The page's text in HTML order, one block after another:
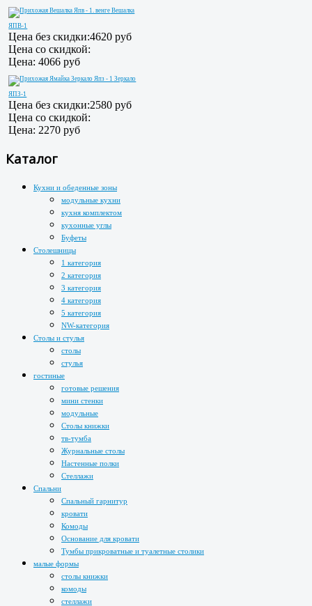
Вешалка
ЯПВ-1
Цена без скидки:4620 руб
Цена со скидкой:
Цена:4066 руб
Зеркало
ЯПЗ-1
Цена без скидки:2580 руб
Цена со скидкой:
Цена: 2270 руб
Каталог
Кухни и обеденные зоны
модульные кухни
кухня комплектом
кухонные углы
Буфеты
Столешницы
1 категория
2 категория
3 категория
4 категория
5 категория
NW-категория
Столы и стулья
столы
стулья
гостиные
готовые решения
мини стенки
модульные
Столы книжки
тв-тумба
Журнальные столы
Настенные полки
Стеллажи
Спальни
Спальный гарнитур
кровати
Комоды
Основание для кровати
Тумбы прикроватные и туалетные столики
малые формы
столы книжки
комоды
стеллажи